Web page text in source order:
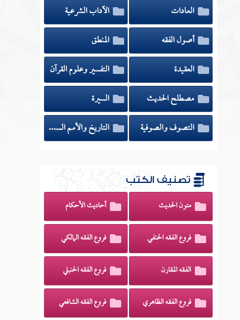
العادات
الآداب الشرعية
أصول الفقه
المنطق
العقيدة
التفسير وعلوم القرآن
مصطلح الحديث
السيرة
التصوف والصوفية
التاريخ والأمم السابقة
تصنيف الكتب
متون الحديث أحاديث الأحكام
فروع الفقه الحنفي فروع الفقه المالكي
الفقه المقارن فروع الفقه الحنبلي
فروع الفقه الظاهري فروع الفقه الشافعي